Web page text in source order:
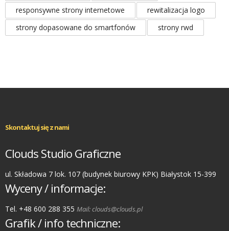
responsywne strony internetowe
rewitalizacja logo
strony dopasowane do smartfonów
strony rwd
Skontaktuj się z nami
Clouds Studio Graficzne
ul. Składowa 7 lok. 107 (budynek biurowy KPK) Białystok 15-399
Wyceny / informacje:
Tel. +48 600 288 355 Mail: clouds@clouds.pl
Grafik / info techniczne: